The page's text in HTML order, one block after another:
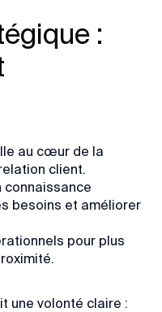
:
au cœur de la
client.
connaissance
besoins et améliorer
pour plus
une volonté claire :